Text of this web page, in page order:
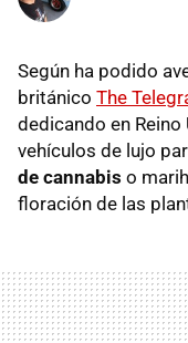
Según ha podido
británico The
dedicando en Reino
vehículos de lujo
de cannabis o
floración de las